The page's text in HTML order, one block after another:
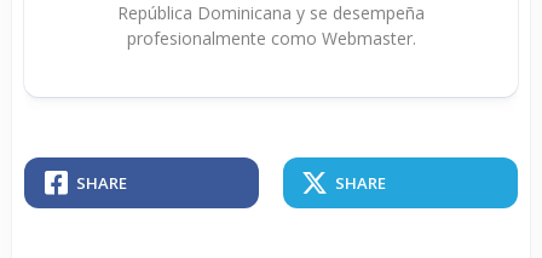
República Dominicana y se desempeña
profesionalmente como Webmaster.
SHARE SHARE